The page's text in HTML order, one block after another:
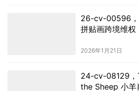
26-cv-00596
拼贴画跨境维权
2026年1月21日
24-cv-08129，
the Sheep 小羊